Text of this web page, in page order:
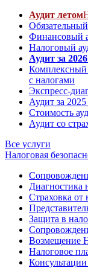
Аудит летом
Финансовый
Налоговый
Аудит за
Комплексный
с налогами
Экспресс-
Аудит за 2025
Стоимость
Аудит со
Все услуги
Налоговая
Диагностика
Страховка от
Защита в
Возмещение
Налоговое